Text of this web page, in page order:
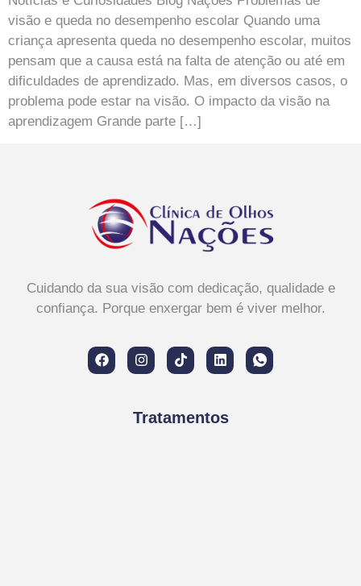
visão e queda no desempenho escolar Quando uma
criança apresenta queda no desempenho escolar, muitos
pensam que a causa está na falta de atenção ou até em
dificuldades de aprendizado. Mas, em diversos casos, o
problema pode estar na visão. O impacto da visão na
aprendizagem Grande parte […]
Cuidando da sua visão com dedicação, qualidade e
confiança. Porque enxergar bem é viver melhor.
Tratamentos